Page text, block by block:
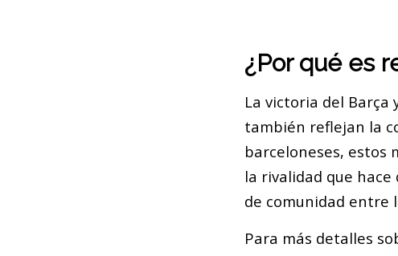
¿Por qué es
La victoria del
también reflejan la
barceloneses, estos
la rivalidad que
de comunidad entre
Para más detalles